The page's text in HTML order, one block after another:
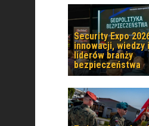
Security Expo
innowacji, wiedzy
liderów branży
bezpieczeństwa